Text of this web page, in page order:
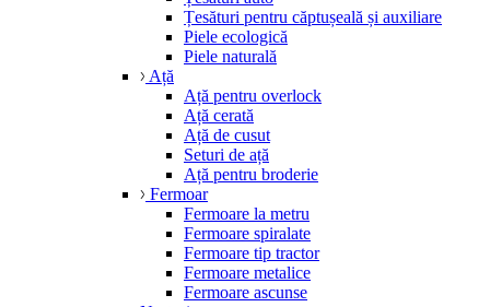
Țesături pentru căptușeală și auxiliare
Piele ecologică
Piele naturală
Ață
Ață pentru overlock
Ață cerată
Ață de cusut
Seturi de ață
Ață pentru broderie
Fermoar
Fermoare la metru
Fermoare spiralate
Fermoare tip tractor
Fermoare metalice
Fermoare ascunse